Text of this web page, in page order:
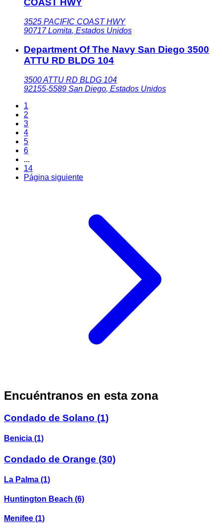
COAST HWY
3525 PACIFIC COAST HWY
90717 Lomita, Estados Unidos
Department Of The Navy San Diego 3500
ATTU RD BLDG 104
3500 ATTU RD BLDG 104
92155-5589 San Diego, Estados Unidos
1
2
3
4
5
6
...
14
Página siguiente
Encuéntranos en esta zona
Condado de Solano (1)
Benicia (1)
Condado de Orange (30)
La Palma (1)
Huntington Beach (6)
Menifee (1)